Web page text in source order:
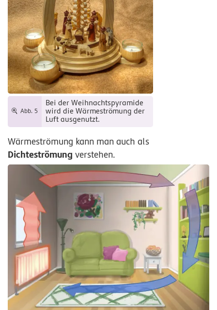
Abb. 5
Bei der Weihnachtspyramide
wird die Wärmeströmung der
Luft ausgenutzt.
Wärmeströmung kann man auch als
Dichteströmung verstehen.